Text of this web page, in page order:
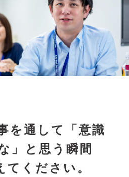
を通して「意識
」と思う瞬間
てください。